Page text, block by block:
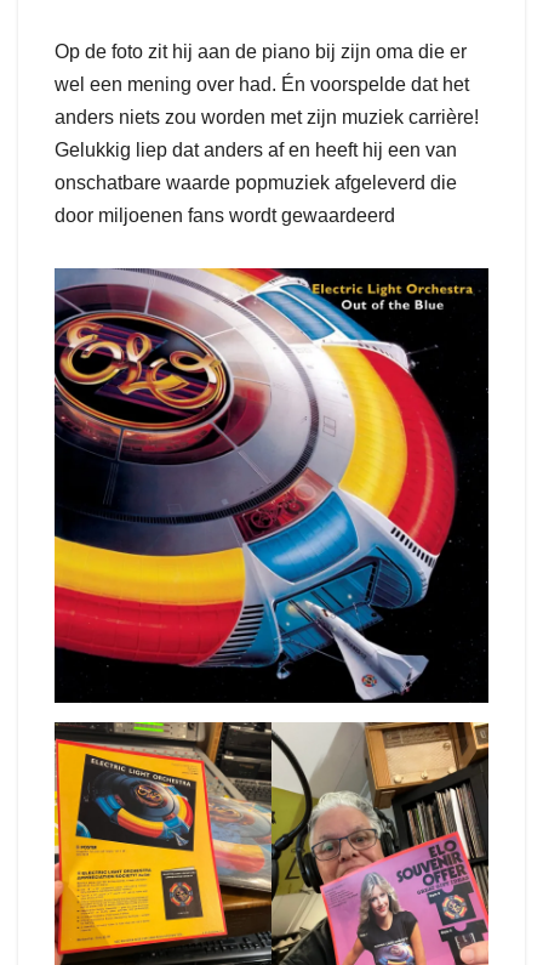
Op de foto zit hij aan de piano bij zijn oma die er
wel een mening over had. Én voorspelde dat het
anders niets zou worden met zijn muziek carrière!
Gelukkig liep dat anders af en heeft hij een van
onschatbare waarde popmuziek afgeleverd die
door miljoenen fans wordt gewaardeerd